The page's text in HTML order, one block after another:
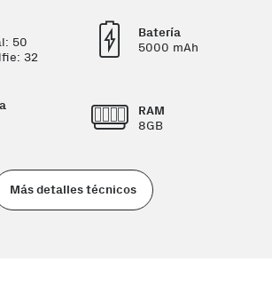
50
32
Batería
5000 mAh
RAM
8GB
Más detalles técnicos